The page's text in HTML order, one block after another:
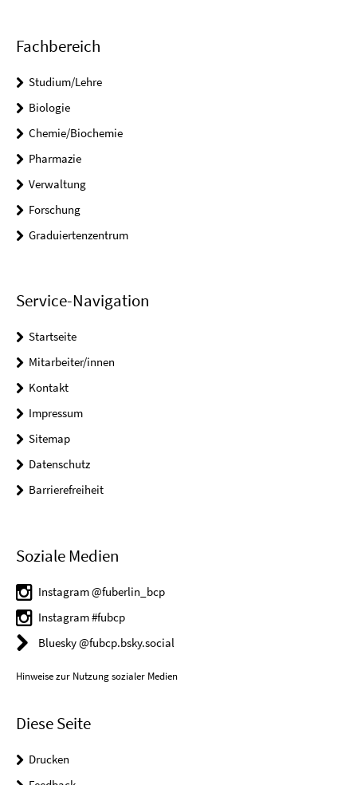
Fachbereich
Studium/Lehre
Biologie
Chemie/Biochemie
Pharmazie
Verwaltung
Forschung
Graduiertenzentrum
Service-Navigation
Startseite
Mitarbeiter/innen
Kontakt
Impressum
Sitemap
Datenschutz
Barrierefreiheit
Soziale Medien
Instagram @fuberlin_bcp
Instagram #fubcp
Bluesky @fubcp.bsky.social
Hinweise zur Nutzung sozialer Medien
Diese Seite
Drucken